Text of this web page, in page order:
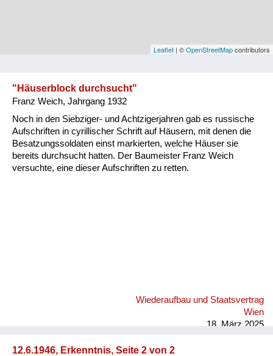
Vorarlberg
Kategorie
Besatzungsmächte
Frauen, Mütter, Kinder
Wiederaufbau und
Wohnen
Leaflet | ©OpenStreetMapcontributors
"Häuserblock durchsucht"
Franz Weich, Jahrgang 1932
Noch in den Siebziger- und Achtzigerjahren gab es russische
Aufschriften in cyrillischer Schrift auf Häusern, mit denen die
Besatzungssoldaten einst markierten, welche Häuser sie
bereits durchsucht hatten. Der Baumeister Franz Weich
versuchte, eine dieser Aufschriften zu retten.
Wiederaufbau und Staatsvertrag
Wien
18. März 2025
12.6.1946, Erkenntnis, Seite 2 von 2